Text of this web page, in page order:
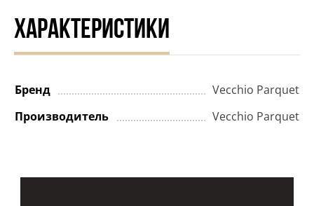
ХАРАКТЕРИСТИКИ
Бренд
Vecchio Parquet
Производитель
Vecchio Parquet